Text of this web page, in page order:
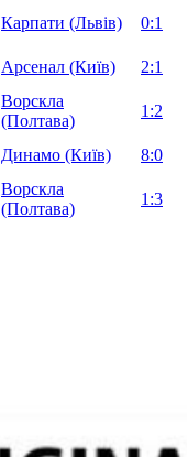
Карпати (Львів) 0:1
Арсенал (Київ) 2:1
Ворскла
(Полтава)
1:2
Динамо (Київ) 8:0
Ворскла
(Полтава)
1:3